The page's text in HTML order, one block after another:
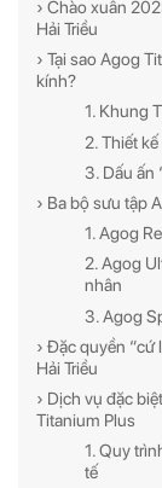
› Chào xuân
Hải Triều
› Tại sao Agog
kính?
1. Khung
2. Thiết
3. Dấu ấn
› Ba bộ sưu tập
1. Agog
2. Agog
nhân
3. Agog
› Đặc quyền “cứ
Hải Triều
› Dịch vụ đặc
Titanium Plus
1. Quy
tế